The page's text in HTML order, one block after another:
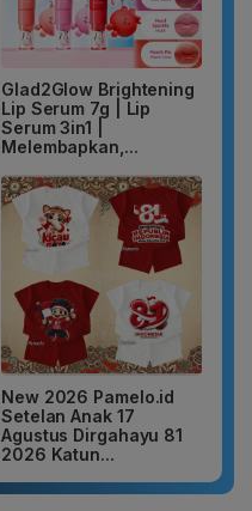
Glad2Glow Brightening
Lip Serum 7g | Lip
Serum 3in1 |
Melembapkan,...
New 2026 Pamelo.id
Setelan Anak 17
Agustus Dirgahayu 81
2026 Katun...